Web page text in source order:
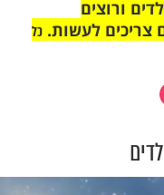
זו שיוצרת
המשתנה.
לטווח ארוך
של
תמיד בהסבר